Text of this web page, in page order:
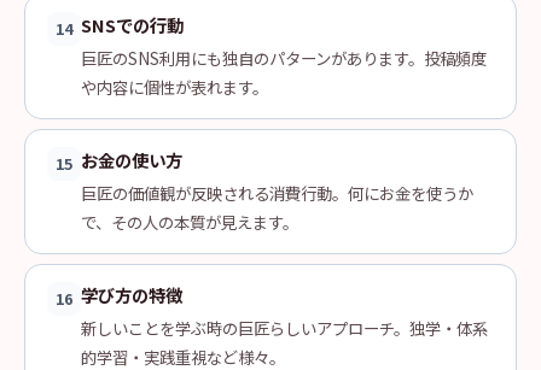
14 SNSでの行動
巨匠のSNS利用にも独自のパターンがあります。投稿頻度
や内容に個性が表れます。
15 お金の使い方
巨匠の価値観が反映される消費行動。何にお金を使うか
で、その人の本質が見えます。
16 学び方の特徴
新しいことを学ぶ時の巨匠らしいアプローチ。独学・体系
的学習・実践重視など様々。